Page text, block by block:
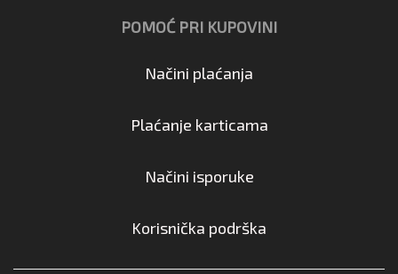
POMOĆ PRI KUPOVINI
Načini plaćanja
Plaćanje karticama
Načini isporuke
Korisnička podrška